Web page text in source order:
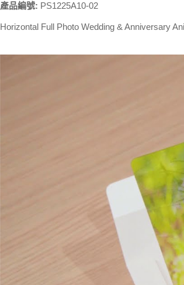
產品編號: PS1225A10-02
Horizontal Full Photo Wedding & Anniversary